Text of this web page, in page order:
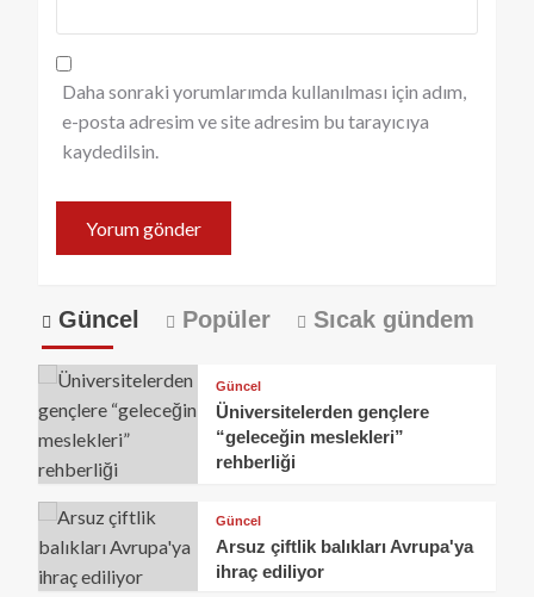
Daha sonraki yorumlarımda kullanılması için adım,
e-posta adresim ve site adresim bu tarayıcıya
kaydedilsin.
Güncel Popüler Sıcak gündem
Güncel
Üniversitelerden gençlere
“geleceğin meslekleri”
rehberliği
Güncel
Arsuz çiftlik balıkları Avrupa'ya
ihraç ediliyor